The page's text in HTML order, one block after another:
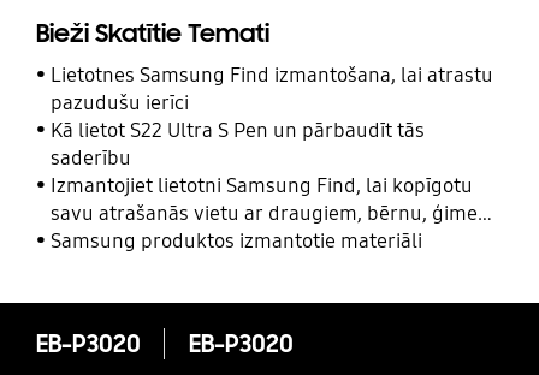
Bieži Skatītie Temati
Lietotnes Samsung Find izmantošana, lai atrastu
pazudušu ierīci
Kā lietot S22 Ultra S Pen un pārbaudīt tās
saderību
Izmantojiet lietotni Samsung Find, lai kopīgotu
savu atrašanās vietu ar draugiem, bērnu, ģimeni
un citām kontaktpersonām
Samsung produktos izmantotie materiāli
EB-P3020 EB-P3020